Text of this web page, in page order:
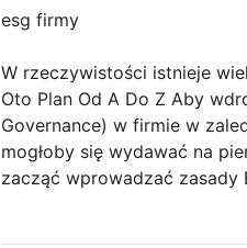
esg firmy
W rzeczywistości istnieje
Oto Plan Od A Do Z Aby
Governance) w firmie w
mogłoby się wydawać na
zacząć wprowadzać zasady